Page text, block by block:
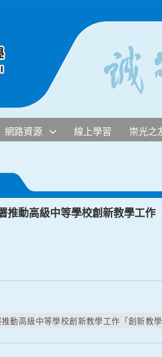
網路資源 線上學習 崇光之
推動高級中等學校創新教學工作
動高級中等學校創新教學工作「創新教